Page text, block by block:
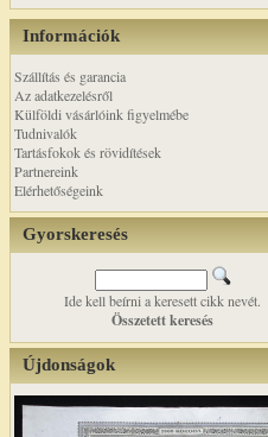
Információk
Szállítás és garancia
Az adatkezelésről
Külföldi vásárlóink figyelmébe
Tudnivalók
Tartásfokok és rövidítések
Partnereink
Elérhetőségeink
Gyorskeresés
Ide kell beírni a keresett cikk nevét.
Összetett keresés
Újdonságok